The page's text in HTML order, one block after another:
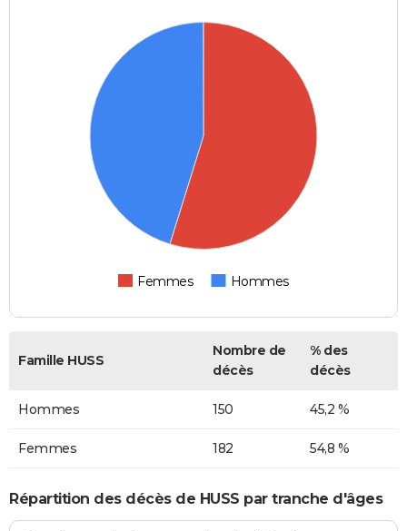
Femmes Hommes
Famille HUSS
Nombre de
décès
% des
décès
Hommes 150 45,2 %
Femmes 182 54,8 %
Répartition des décès de HUSS par tranche d'âges